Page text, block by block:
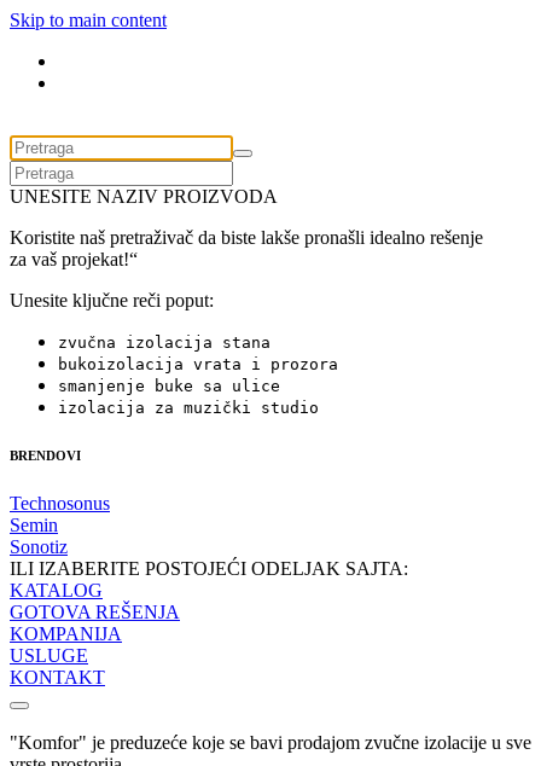
Skip to main content
UNESITE NAZIV PROIZVODA
Koristite naš pretraživač da biste lakše pronašli idealno rešenje
za vaš projekat!“
Unesite ključne reči poput:
zvučna izolacija stana
bukoizolacija vrata i prozora
smanjenje buke sa ulice
izolacija za muzički studio
BRENDOVI
Technosonus
Semin
Sonotiz
ILI IZABERITE POSTOJEĆI ODELJAK SAJTA:
KATALOG
GOTOVA REŠENJA
KOMPANIJA
USLUGE
KONTAKT
"Komfor" je preduzeće koje se bavi prodajom zvučne izolacije u sve